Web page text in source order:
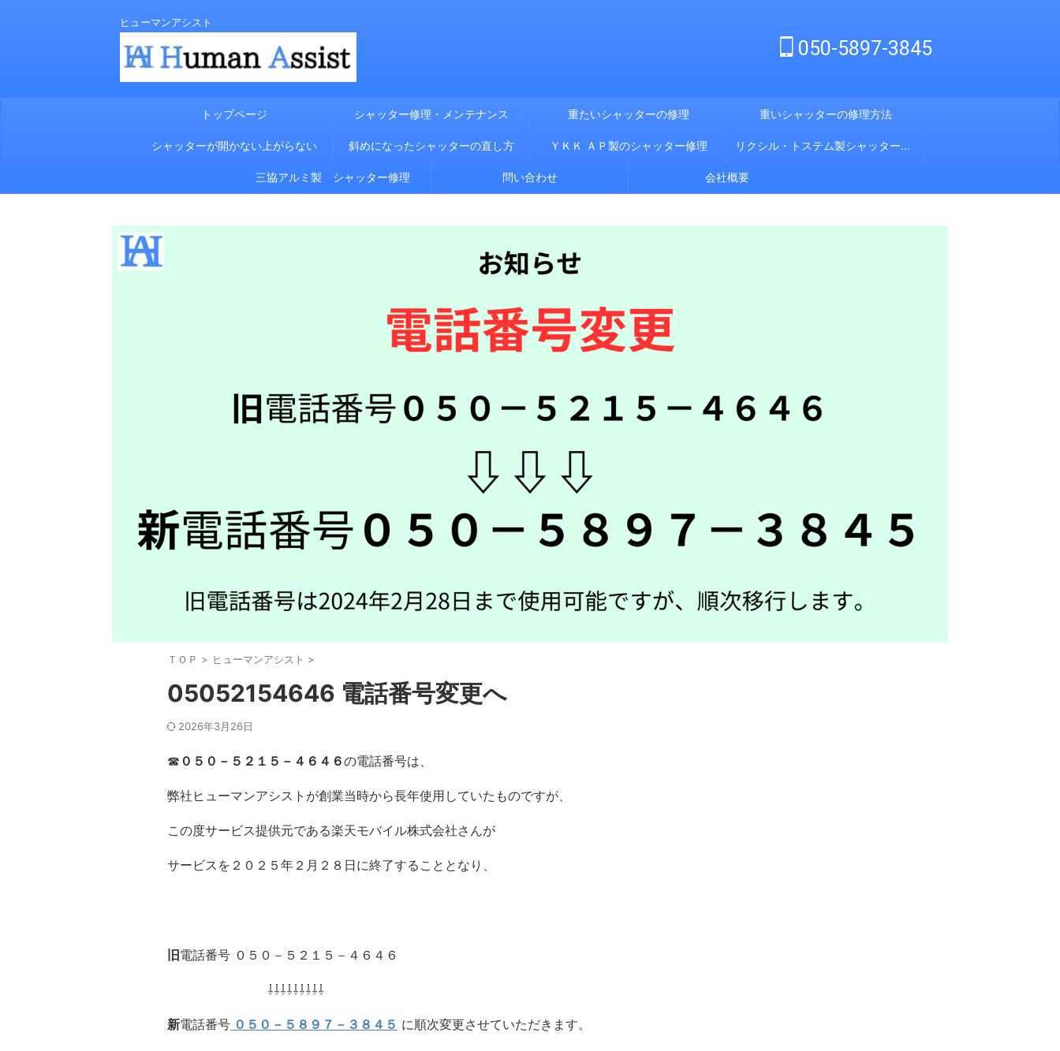
ヒューマンアシスト
050-5897-3845
トップページ シャッター修理・メンテナンス 重たいシャッターの修理 重いシャッターの修理方法
シャッターが開かない上がらない 斜めになったシャッターの直し方 ＹＫＫ ＡＰ製のシャッター修理 リクシル・トステム製シャッター修理
三協アルミ製 シャッター修理 問い合わせ 会社概要
ＴＯＰ > ヒューマンアシスト >
05052154646 電話番号変更へ
2026年3月26日
☎ ０５０－５２１５－４６４６の電話番号は、
弊社ヒューマンアシストが創業当時から長年使用していたものですが、
この度サービス提供元である楽天モバイル株式会社さんが
サービスを２０２５年２月２８日に終了することとなり、
旧電話番号 ０５０－５２１５－４６４６
⇩⇩⇩⇩⇩⇩⇩⇩⇩
新電話番号 ０５０－５８９７－３８４５ に順次変更させていただきます。